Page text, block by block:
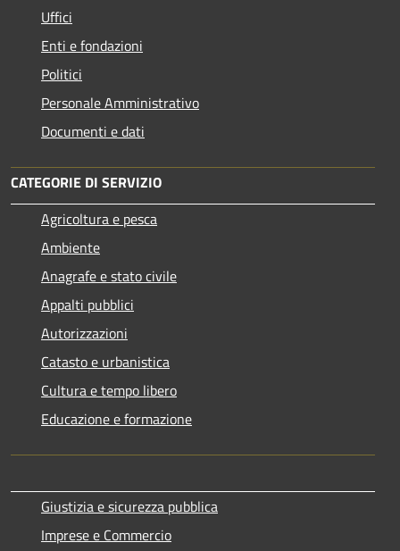
Uffici
Enti e fondazioni
Politici
Personale Amministrativo
Documenti e dati
CATEGORIE DI SERVIZIO
Agricoltura e pesca
Ambiente
Anagrafe e stato civile
Appalti pubblici
Autorizzazioni
Catasto e urbanistica
Cultura e tempo libero
Educazione e formazione
Giustizia e sicurezza pubblica
Imprese e Commercio